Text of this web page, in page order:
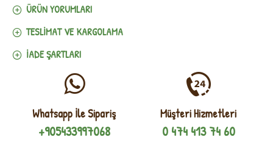
Whatsapp İle Sipariş
+905433997068
Müşteri Hizmetleri
0 474 413 74 60
ÜRÜN YORUMLARI
TESLIMAT VE KARGOLAMA
İADE ŞARTLARI